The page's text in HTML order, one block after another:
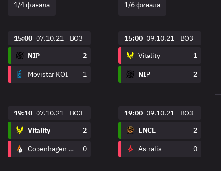
1/4 финала
15:00 07.10.21
BO3
NIP
2
Movistar KOI 1
19:10 07.10.21
BO3
Vitality
2
Copenhagen Flames 0
1/6 финала
15:00 09.10.21
BO3
Vitality
1
NIP 2
19:00 09.10.21
BO3
ENCE
2
Astralis 0